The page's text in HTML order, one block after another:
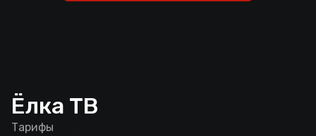
Ёлка ТВ
Тарифы